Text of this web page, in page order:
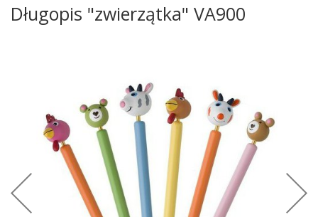
Długopis "zwierzątka" VA900